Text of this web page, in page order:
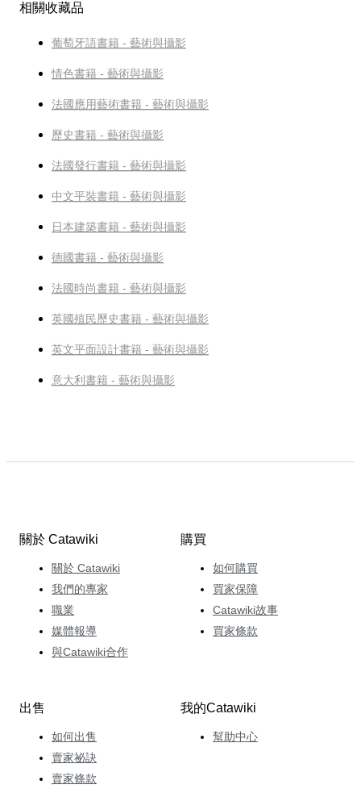
相關收藏品
葡萄牙語書籍 - 藝術與攝影
情色書籍 - 藝術與攝影
法國應用藝術書籍 - 藝術與攝影
歷史書籍 - 藝術與攝影
法國發行書籍 - 藝術與攝影
中文平裝書籍 - 藝術與攝影
日本建築書籍 - 藝術與攝影
德國書籍 - 藝術與攝影
法國時尚書籍 - 藝術與攝影
英國殖民歷史書籍 - 藝術與攝影
英文平面設計書籍 - 藝術與攝影
意大利書籍 - 藝術與攝影
關於 Catawiki
關於 Catawiki
我們的專家
職業
媒體報導
與Catawiki合作
購買
如何購買
買家保障
Catawiki故事
買家條款
出售
如何出售
賣家祕訣
賣家條款
我的Catawiki
幫助中心